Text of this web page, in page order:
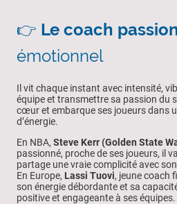
👉 Le coach
émotionnel
Il vit chaque instant avec intensité,
équipe et transmettre sa passion du
cœur et embarque ses joueurs dans
d’énergie.
En NBA, Steve Kerr (Golden State
passionné, proche de ses joueurs, il
partage une vraie complicité avec
En Europe, Lassi Tuovi, jeune coach
son énergie débordante et sa
positive et engageante à ses équipes.